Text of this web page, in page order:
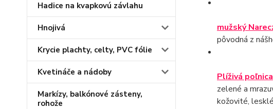
Hadice na kvapkovú závlahu
Hnojivá
Krycie plachty, celty, PVC fólie
Kvetináče a nádoby
Markízy, balkónové zásteny,
rohože
mužský
pôvodná z
Plíživá poľnica
zelené a
kožovité,